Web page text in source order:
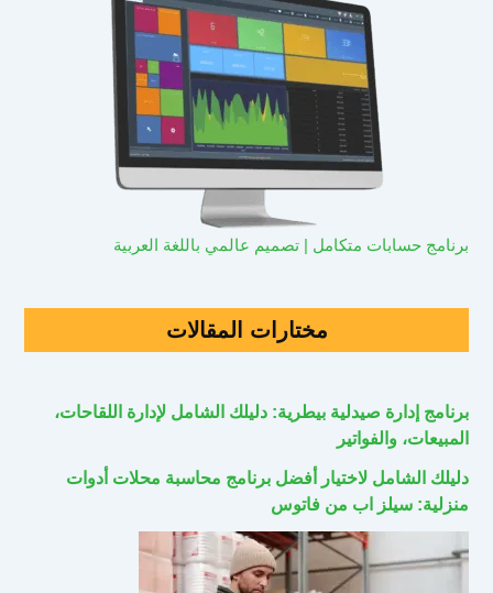
برنامج حسابات متكامل | تصميم عالمي باللغة العربية
مختارات المقالات
برنامج إدارة صيدلية بيطرية: دليلك الشامل لإدارة اللقاحات،
المبيعات، والفواتير
دليلك الشامل لاختيار أفضل برنامج محاسبة محلات أدوات
منزلية: سيلز اب من فاتوس